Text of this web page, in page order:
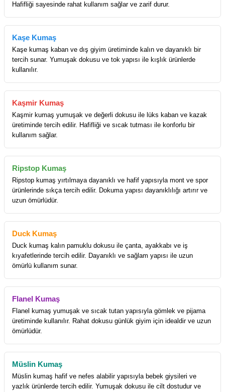
Hafifliği sayesinde rahat kullanım sağlar ve zarif durur.
Kaşe Kumaş
Kaşe kumaş kaban ve dış giyim üretiminde kalın ve dayanıklı bir
tercih sunar. Yumuşak dokusu ve tok yapısı ile kışlık ürünlerde
kullanılır.
Kaşmir Kumaş
Kaşmir kumaş yumuşak ve değerli dokusu ile lüks kaban ve kazak
üretiminde tercih edilir. Hafifliği ve sıcak tutması ile konforlu bir
kullanım sağlar.
Ripstop Kumaş
Ripstop kumaş yırtılmaya dayanıklı ve hafif yapısıyla mont ve spor
ürünlerinde sıkça tercih edilir. Dokuma yapısı dayanıklılığı artırır ve
uzun ömürlüdür.
Duck Kumaş
Duck kumaş kalın pamuklu dokusu ile çanta, ayakkabı ve iş
kıyafetlerinde tercih edilir. Dayanıklı ve sağlam yapısı ile uzun
ömürlü kullanım sunar.
Flanel Kumaş
Flanel kumaş yumuşak ve sıcak tutan yapısıyla gömlek ve pijama
üretiminde kullanılır. Rahat dokusu günlük giyim için idealdir ve uzun
ömürlüdür.
Müslin Kumaş
Müslin kumaş hafif ve nefes alabilir yapısıyla bebek giysileri ve
yazlık ürünlerde tercih edilir. Yumuşak dokusu ile cilt dostudur ve